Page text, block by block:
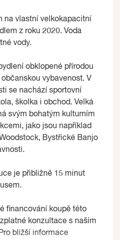
na vlastní velkokapacitní
z roku 2020. Voda
vody.
obklopené přírodou
vybavenost. V
se nachází sportovní
školka i obchod. Velká
svým bohatým kulturním
jako jsou například
Bystřické Banjo
je přibližně 15 minut
financování koupě této
konzultace s naším
bližší informace